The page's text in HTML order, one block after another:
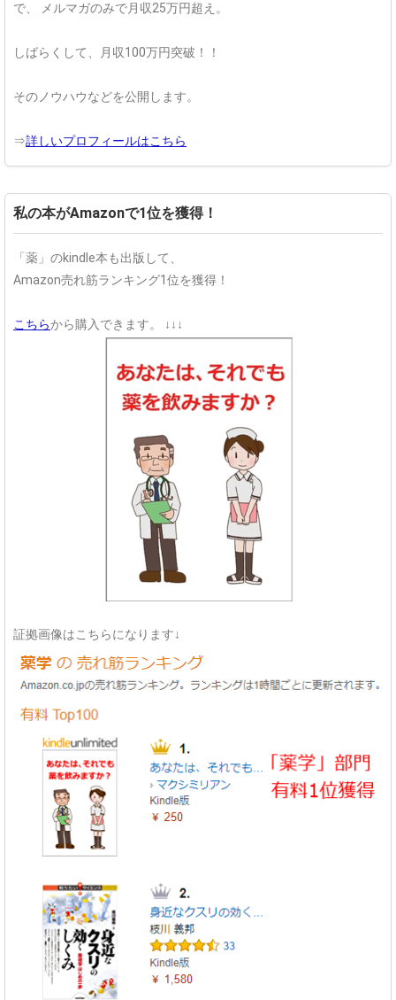
で、
メルマガのみで月収25万円超え。
しばらくして、月収100万円突破！！
そのノウハウなどを公開します。
⇒詳しいプロフィールはこちら
私の本がAmazonで1位を獲得！
「薬」のkindle本も出版して、
Amazon売れ筋ランキング1位を獲得！
こちらから購入できます。 ↓↓↓
証拠画像はこちらになります↓